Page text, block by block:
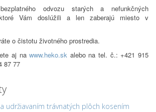
odvozu starých a nefunkčných
ktoré Vám doslúžili a len zaberajú miesto v
o čistotu životného prostredia.
aj nawww.heko.sk alebo na tel. č.: +421 915
87 77
udržiavaním trávnatých plôch kosením